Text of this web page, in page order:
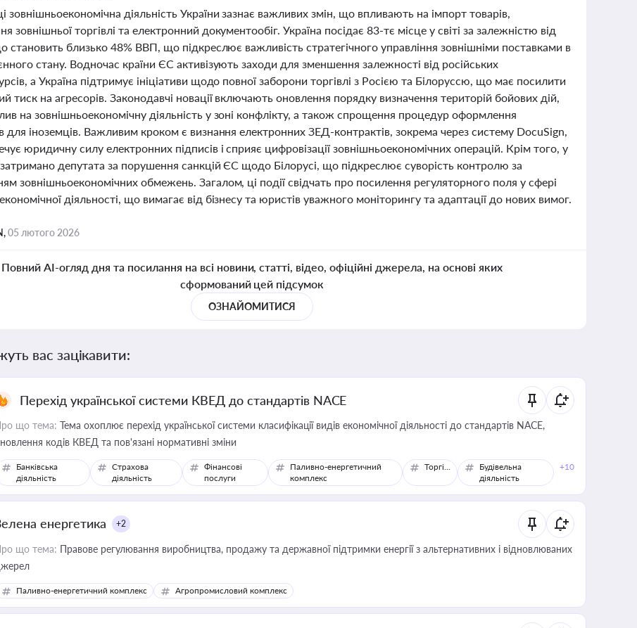
зовнішньоекономічна діяльність України зазнає важливих змін, що впливають на імпорт товарів,
зовнішньої торгівлі та електронний документообіг. Україна посідає 83-тє місце у світі за залежністю від
становить близько 48% ВВП, що підкреслює важливість стратегічного управління зовнішніми поставками в
стану. Водночас країни ЄС активізують заходи для зменшення залежності від російських
а Україна підтримує ініціативи щодо повної заборони торгівлі з Росією та Білоруссю, що має посилити
тиск на агресорів. Законодавчі новації включають оновлення порядку визначення територій бойових дій,
на зовнішньоекономічну діяльність у зоні конфлікту, а також спрощення процедур оформлення
для іноземців. Важливим кроком є визнання електронних ЗЕД-контрактів, зокрема через систему DocuSign,
юридичну силу електронних підписів і сприяє цифровізації зовнішньоекономічних операцій. Крім того, у
затримано депутата за порушення санкцій ЄС щодо Білорусі, що підкреслює суворість контролю за
зовнішньоекономічних обмежень. Загалом, ці події свідчать про посилення регуляторного поля у сфері
діяльності, що вимагає від бізнесу та юристів уважного моніторингу та адаптації до нових вимог.
05 лютого 2026
Повний AI-огляд дня та посилання на всі новини, статті, відео, офіційні джерела, на основі яких
сформований цей підсумок
ОЗНАЙОМИТИСЯ
вас зацікавити:
Перехід української системи КВЕД до стандартів NACE
що тема: Тема охоплює перехід української системи класифікації видів економічної діяльності до стандартів NACE,
кодів КВЕД та пов'язані нормативні зміни
Банківська
діяльність
Страхова
діяльність
Фінансові
послуги
Паливно-енергетичний
комплекс
Торгівля
Будівельна
діяльність
+10
енергетика +2
що тема: Правове регулювання виробництва, продажу та державної підтримки енергії з альтернативних і відновлюваних
Паливно-енергетичний комплекс Агропромисловий комплекс